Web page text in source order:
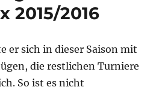
2015/2016
er sich in dieser Saison mit
die restlichen Turniere
So ist es nicht